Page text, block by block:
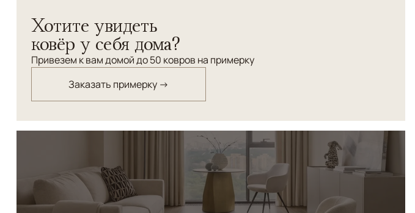
спальнях. Там, где любят фактуру больше, чем орнаменты, где необходимы
комфорт, стиль и высокое качество, где предпочитают "тихие" арт-объекты,
напоминающие монохромную живопись.
Хотите увидеть
ковёр у себя дома?
Привезем к вам домой до 50 ковров на примерку
Заказать примерку →